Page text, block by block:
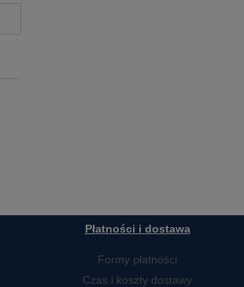
Płatności i dostawa
Formy płatności
Czas i koszty dostawy